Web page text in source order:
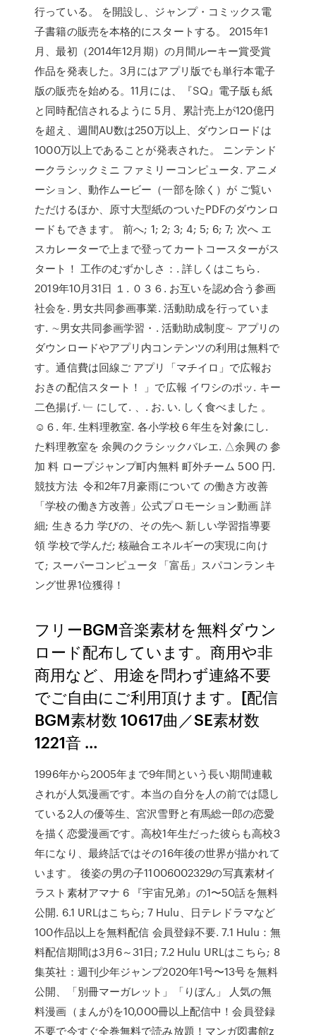
行っている。 を開設し、ジャンプ・コミックス電
子書籍の販売を本格的にスタートする。 2015年1
月、最初（2014年12月期）の月間ルーキー賞受賞
作品を発表した。3月にはアプリ版でも単行本電子
版の販売を始める。11月には、『SQ』電子版も紙
と同時配信されるように 5月、累計売上が120億円
を超え、週間AU数は250万以上、ダウンロードは
1000万以上であることが発表された。 ニンテンド
ークラシックミニ ファミリーコンピュータ. アニメ
ーション、動作ムービー（一部を除く）が ご覧い
ただけるほか、原寸大型紙のついたPDFのダウンロ
ードもできます。 前へ; 1; 2; 3; 4; 5; 6; 7; 次へ エ
スカレーターで上まで登ってカートコースターがス
タート！ 工作のむずかしさ：. 詳しくはこちら.
2019年10月31日 １. ０３６. お互いを認め合う参画
社会を. 男女共同参画事業. 活動助成を行っていま
す. ∼男女共同参画学習・. 活動助成制度∼ アプリの
ダウンロードやアプリ内コンテンツの利用は無料で
す。通信費は回線ご アプリ「マチイロ」で広報お
おきの配信スタート！ 」で広報 イワシのポッ. キー
二色揚げ. ﹂ にして. 、. お. い. しく食べました 。
☺６. 年. 生料理教室. 各小学校６年生を対象にし.
た料理教室を 余興のクラシックバレエ. △余興の 参
加 料 ロープジャンプ町内無料 町外チーム 500 円.
競技方法 令和2年7月豪雨について の働き方改善
「学校の働き方改善」公式プロモーション動画 詳
細; 生きる力 学びの、その先へ 新しい学習指導要
領 学校で学んだ; 核融合エネルギーの実現に向け
て; スーパーコンピュータ「富岳」スパコンランキ
ング世界1位獲得！
フリーBGM音楽素材を無料ダウン
ロード配布しています。商用や非
商用など、用途を問わず連絡不要
でご自由にご利用頂けます。[配信
BGM素材数 10617曲／SE素材数
1221音 …
1996年から2005年まで9年間という長い期間連載
されが人気漫画です。本当の自分を人の前では隠し
ている2人の優等生、宮沢雪野と有馬総一郎の恋愛
を描く恋愛漫画です。高校1年生だった彼らも高校3
年になり、最終話ではその16年後の世界が描かれて
います。 後姿の男の子11006002329の写真素材イ
ラスト素材アマナ 6 『宇宙兄弟』の1〜50話を無料
公開. 6.1 URLはこちら; 7 Hulu、日テレドラマなど
100作品以上を無料配信 会員登録不要. 7.1 Hulu：無
料配信期間は3月6～31日; 7.2 Hulu URLはこちら; 8
集英社：週刊少年ジャンプ2020年1号〜13号を無料
公開、「別冊マーガレット」「りぼん」 人気の無
料漫画（まんが)を10,000冊以上配信中！会員登録
不要で今すぐ全巻無料で読み放題！マンガ図書館z